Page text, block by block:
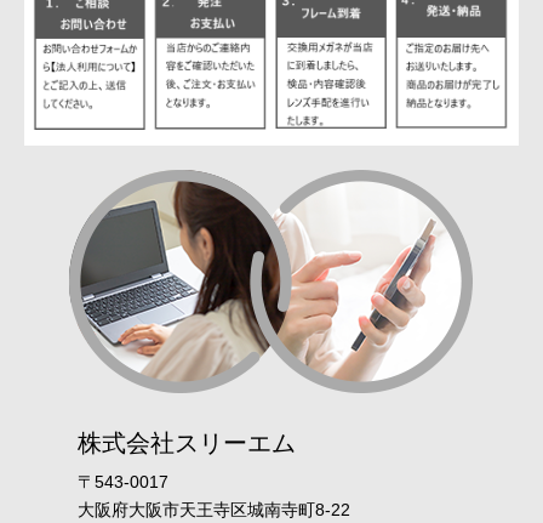
株式会社スリーエム
〒543-0017
大阪府大阪市天王寺区城南寺町8-22